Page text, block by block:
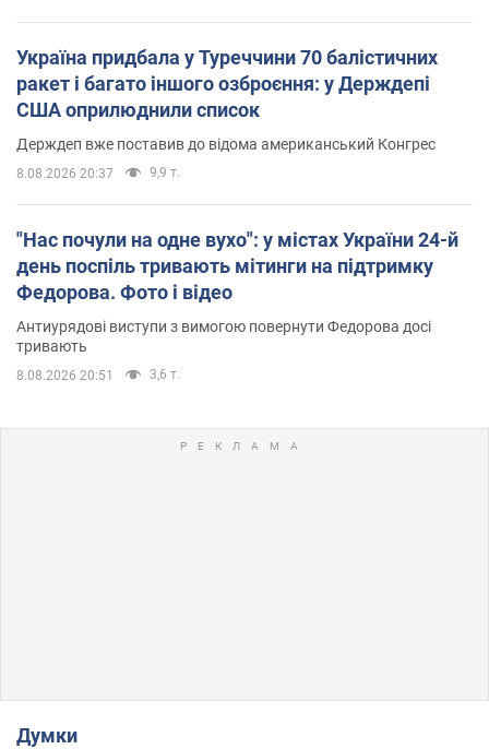
Україна придбала у Туреччини 70 балістичних
ракет і багато іншого озброєння: у Держдепі
США оприлюднили список
Держдеп вже поставив до відома американський Конгрес
8.08.2026 20:37 9,9 т.
"Нас почули на одне вухо": у містах України 24-й
день поспіль тривають мітинги на підтримку
Федорова. Фото і відео
Антиурядові виступи з вимогою повернути Федорова досі
тривають
8.08.2026 20:51 3,6 т.
Думки